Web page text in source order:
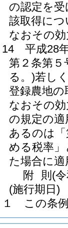
の認定を
該取得に
なおその
14
平成28
第２条第５
る。)若し
登録農地
なおその
の規定の
あるのは
める税率
た場合に
附 則 (
(施行期日)
１
この条